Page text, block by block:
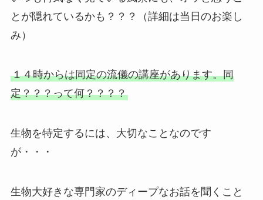
とが隠れているかも？？？（詳細は当日のお楽し
み）
１４時からは同定の流儀の講座があります。同
定？？？って何？？？？
生物を特定するには、大切なことなのです
が・・・
生物大好きな専門家のディープなお話を聞くこと